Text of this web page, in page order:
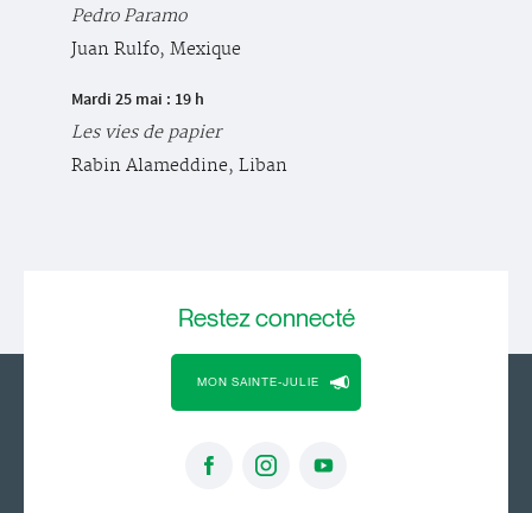
Pedro Paramo
Juan Rulfo, Mexique
Mardi 25 mai : 19 h
Les vies de papier
Rabin Alameddine, Liban
Restezconnecté
MON SAINTE-JULIE